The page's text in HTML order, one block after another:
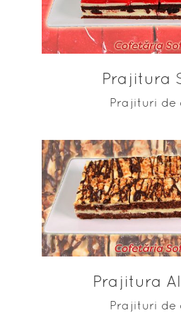
ADAUGĂ ÎN
Prajitura
Prajituri de
ADAUGĂ ÎN
Prajitura
Prajituri de